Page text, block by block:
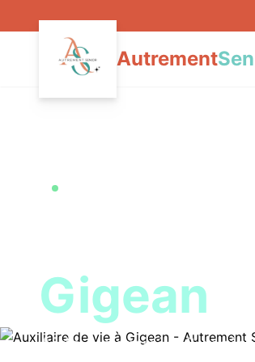
Autrement
Gigean
Aide à domicile &